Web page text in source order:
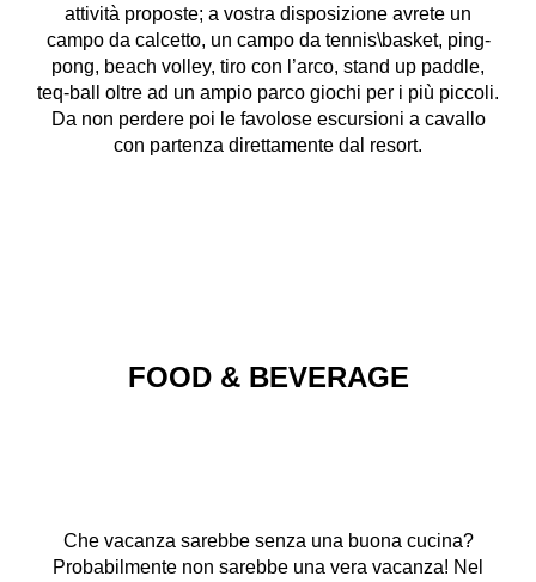
attività proposte; a vostra disposizione avrete un
campo da calcetto, un campo da tennis\basket, ping-
pong, beach volley, tiro con l’arco, stand up paddle,
teq-ball oltre ad un ampio parco giochi per i più piccoli.
Da non perdere poi le favolose escursioni a cavallo
con partenza direttamente dal resort.
FOOD & BEVERAGE
Che vacanza sarebbe senza una buona cucina?
Probabilmente non sarebbe una vera vacanza! Nel